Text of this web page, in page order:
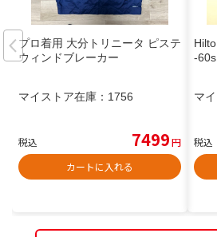
プロ着用 大分トリニータ ピステ
ウィンドブレーカー
マイストア在庫： 1756
税込 7499円
カートに入れる
-
マ
税込